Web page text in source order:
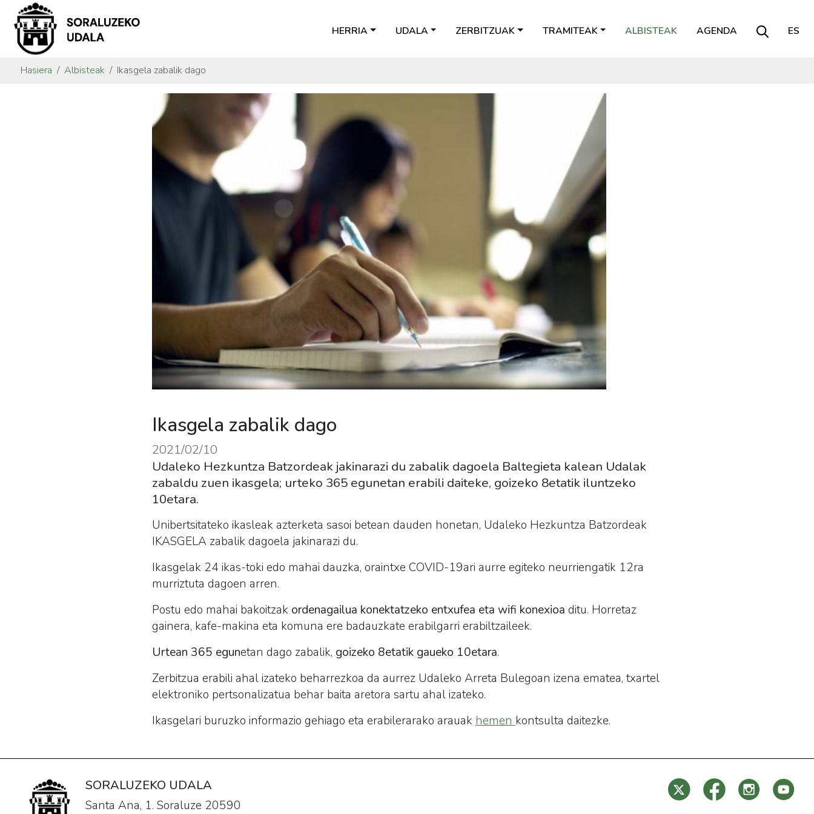
HERRIA UDALA ZERBITZUAK TRAMITEAK ALBISTEAK AGENDA ES
Hasiera Albisteak Ikasgela zabalik dago
Ikasgela zabalik dago
2021/02/10
Udaleko Hezkuntza Batzordeak jakinarazi du zabalik dagoela Baltegieta kalean Udalak
zabaldu zuen ikasgela; urteko 365 egunetan erabili daiteke, goizeko 8etatik iluntzeko
10etara.
Unibertsitateko ikasleak azterketa sasoi betean dauden honetan, Udaleko Hezkuntza Batzordeak
IKASGELA zabalik dagoela jakinarazi du.
Ikasgelak 24 ikas-toki edo mahai dauzka, oraintxe COVID-19ari aurre egiteko neurriengatik 12ra
murriztuta dagoen arren.
Postu edo mahai bakoitzak ordenagailua konektatzeko entxufea eta wifi konexioa ditu. Horretaz
gainera, kafe-makina eta komuna ere badauzkate erabilgarri erabiltzaileek.
Urtean 365 egunetan dago zabalik, goizeko 8etatik gaueko 10etara.
Zerbitzua erabili ahal izateko beharrezkoa da aurrez Udaleko Arreta Bulegoan izena ematea, txartel
elektroniko pertsonalizatua behar baita aretora sartu ahal izateko.
Ikasgelari buruzko informazio gehiago eta erabilerarako arauak hemen kontsulta daitezke.
SORALUZEKO UDALA
Santa Ana, 1. Soraluze 20590